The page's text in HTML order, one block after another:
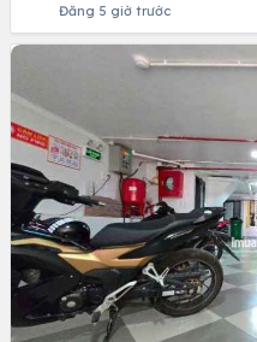
Đăng 5 giờ trước